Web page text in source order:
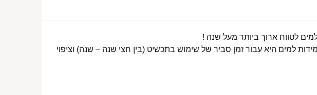
למים היא עבור זמן סביר של שימוש בתכשיט (בין חצי שנה – שנה) וציפוי